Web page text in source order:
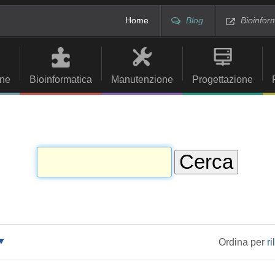
Home Blog
Bioinformatica Manutenzione Progettazione
Ordina per